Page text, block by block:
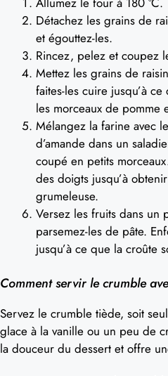
Détachez les grains de
et égouttez-les.
Rincez, pelez et coupez
Mettez les grains de
faites-les cuire jusqu’à
les morceaux de pomme
Mélangez la farine avec
d’amande dans un
coupé en petits
des doigts jusqu’à
grumeleuse.
Versez les fruits dans un
parsemez-les de pâte.
jusqu’à ce que la croûte
Comment servir le crumble
Servez le crumble tiède, soit
glace à la vanille ou un peu de
la douceur du dessert et offre